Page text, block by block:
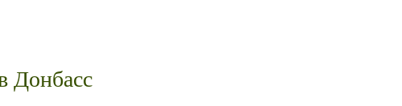
Донбасс